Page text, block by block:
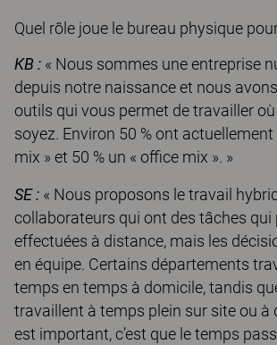
Quel rôle joue le bureau physique
KB : « Nous sommes une entreprise
depuis notre naissance et nous
outils qui vous permet de travailler
soyez. Environ 50 % ont
mix » et 50 % un « office mix ». »
SE : « Nous proposons le travail
collaborateurs qui ont des tâches qui
effectuées à distance, mais les
en équipe. Certains départements
temps en temps à domicile, tandis
travaillent à temps plein sur site ou à
est important, c’est que le temps